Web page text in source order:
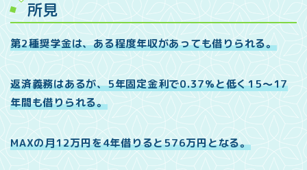
所見
第2種奨学金は、ある程度年収があっても借りられる。
返済義務はあるが、5年固定金利で0.37%と低く15〜17
年間も借りられる。
MAXの月12万円を4年借りると576万円となる。